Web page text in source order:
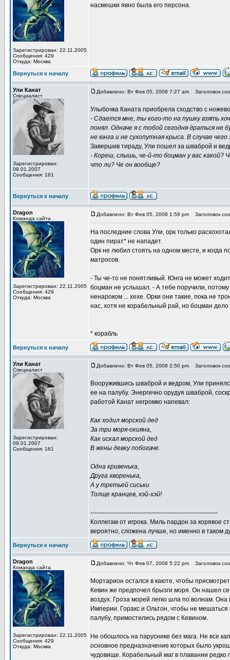
Зарегистрирован: 22.11.2005
Сообщения: 429
Откуда: Москва
насмешки явно была его персона.
Вернуться к началу
Ули Канат
Специалист
Зарегистрирован:
09.01.2007
Сообщения: 161
Добавлено: Вт Фев 05, 2008 7:27 am Заголовок
Улыбочка Каната приобрела сходство с
- Сдается мне, ты кого-то на пушку взять
понял. Одначе я с тобой сегодня драться не
не юнга и не сухопутная крыса. В случае
Завершив тираду, Ули пошел за шваброй и
- Кореш, слышь, че-й-то боцман у вас
что ли? Че он вообще?
Вернуться к началу
Dragon
Команда сайта
Зарегистрирован: 22.11.2005
Сообщения: 429
Откуда: Москва
Добавлено: Вт Фев 05, 2008 1:59 pm Заголовок
На последние слова Ули, орк только
один пират* не нападет.
Орк не любил стоять на одном месте, и когда
матросов.
- Ты че-то не понятливый. Юнга не может
боцман не услышал. - А тебе поручили,
ненароком ... хехе. Орки они такие, пока не
нас, хотя не корабельный рай, но боцман
* корабль
Вернуться к началу
Ули Канат
Специалист
Зарегистрирован:
09.01.2007
Сообщения: 161
Добавлено: Вт Фев 05, 2008 2:50 pm Заголовок
Вооружившись шваброй и ведром, Ули
ее на палубу. Энергично орудуя шваброй,
работой Канат негромко напевал:
Как ходил морской дед
За три моря-окияна,
Как искал морской дед
В жены девку побогаче.
Одна кривенька,
Друга хворенька,
А у третьей сиськи
Толще кранцев, хэй-хэй!
--------------------------------------------------------------
Коллегам от игрока. Миль пардон за корявое
вероятно, сложена лучше, но именно в таком
Вернуться к началу
Dragon
Команда сайта
Зарегистрирован: 22.11.2005
Сообщения: 429
Откуда: Москва
Добавлено: Чт Фев 07, 2008 5:22 pm Заголовок
Мортарион остался в каюте, чтобы
Кевин же предпочел брызги моря. Он нашел
воздух. Гроза морей легко шла по волнам.
Империи. Горакс и Ольтон, чтобы не
палубу, примостились рядом с Кевином.
Не обошлось на паруснике без мага. Не все
основное предназначение которых было
чудовище. Корабельный маг в плавании редко